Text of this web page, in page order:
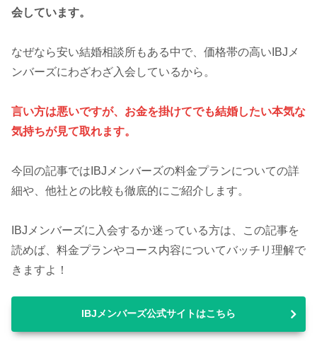
会しています。
なぜなら安い結婚相談所もある中で、価格帯の高いIBJメ
ンバーズにわざわざ入会しているから。
言い方は悪いですが、お金を掛けてでも結婚したい本気な
気持ちが見て取れます。
今回の記事ではIBJメンバーズの料金プランについての詳
細や、他社との比較も徹底的にご紹介します。
IBJメンバーズに入会するか迷っている方は、この記事を
読めば、料金プランやコース内容についてバッチリ理解で
きますよ！
IBJメンバーズ公式サイトはこちら